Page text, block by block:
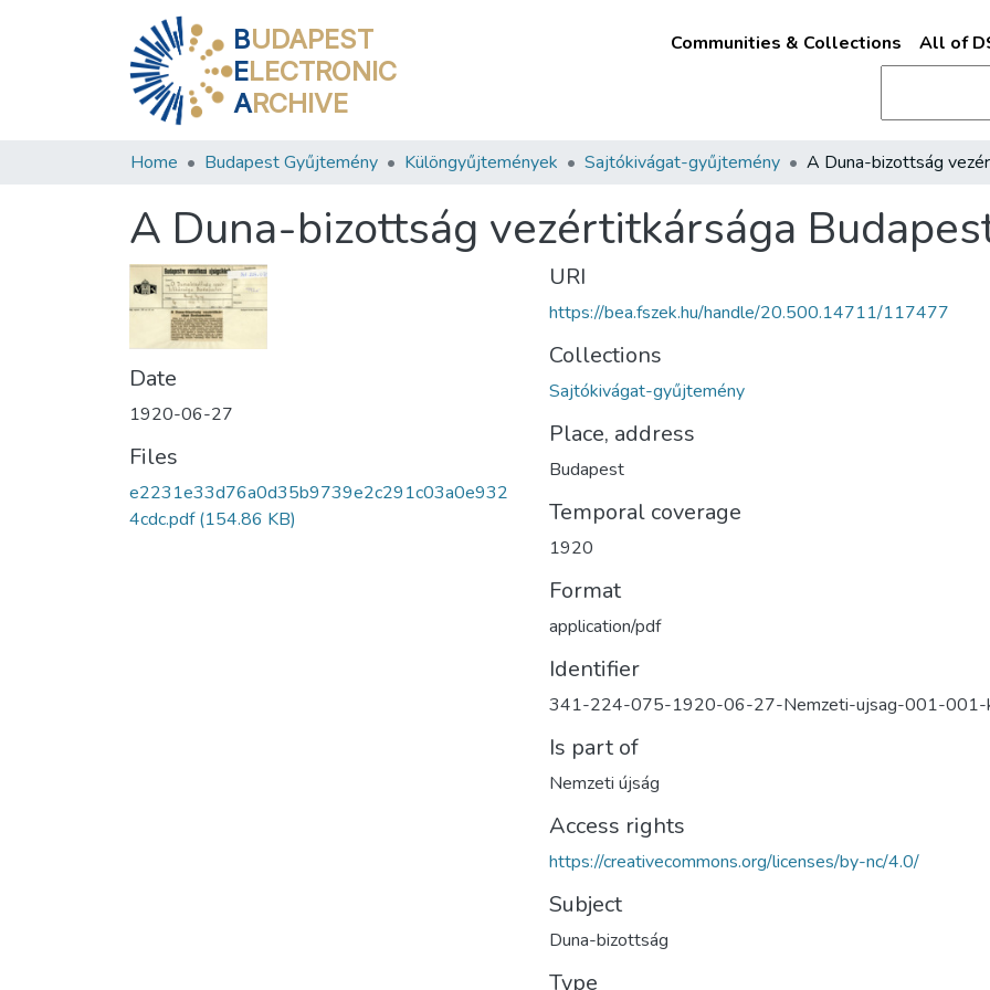
BUDAPEST
ELECTRONIC
ARCHIVE
Communities & Collections All of
Home Budapest Gyűjtemény Különgyűjtemények Sajtókivágat-gyűjtemény
A Duna-bizottság vezértitkársága
Date
1920-06-27
Files
e2231e33d76a0d35b9739e2c291c03a0e932
4cdc.pdf(154.86 KB)
URI
https://bea.fszek.hu/handle/20.500.14711/117477
Collections
Sajtókivágat-gyűjtemény
Place, address
Budapest
Temporal coverage
1920
Format
application/pdf
Identifier
341-224-075-1920-06-27-Nemzeti-ujsag-001-001-
Is part of
Nemzeti újság
Access rights
https://creativecommons.org/licenses/by-nc/4.0/
Subject
Duna-bizottság
Type